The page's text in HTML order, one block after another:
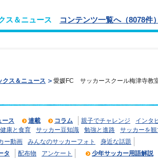
ス＆ニュース コンテンツ一覧へ（8078件）
クス＆ニュース 愛媛FC サッカースクール梅津寺教
ース 連載 コラム 親子でチャレンジ インタ
健康と食育 サッカー豆知識 勉強と進路
サッカーを
ー動画 みんなのサッカーフォト
身近な話題
タ 配布物 アンケート
少年サッカー用語解説